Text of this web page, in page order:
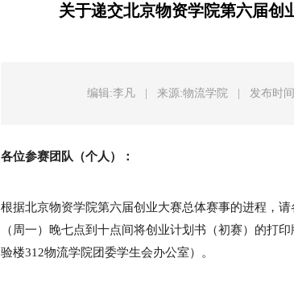
关于递交北京物资学院第六届创
编辑:李凡 来源:物流学院 发布时
各位参赛团队（个人）：
根据北京物资学院第六届创业大赛总体赛事的进程，
（周一）晚七点到十点间将创业计划书（初赛）的打
验楼312物流学院团委学生会办公室）。